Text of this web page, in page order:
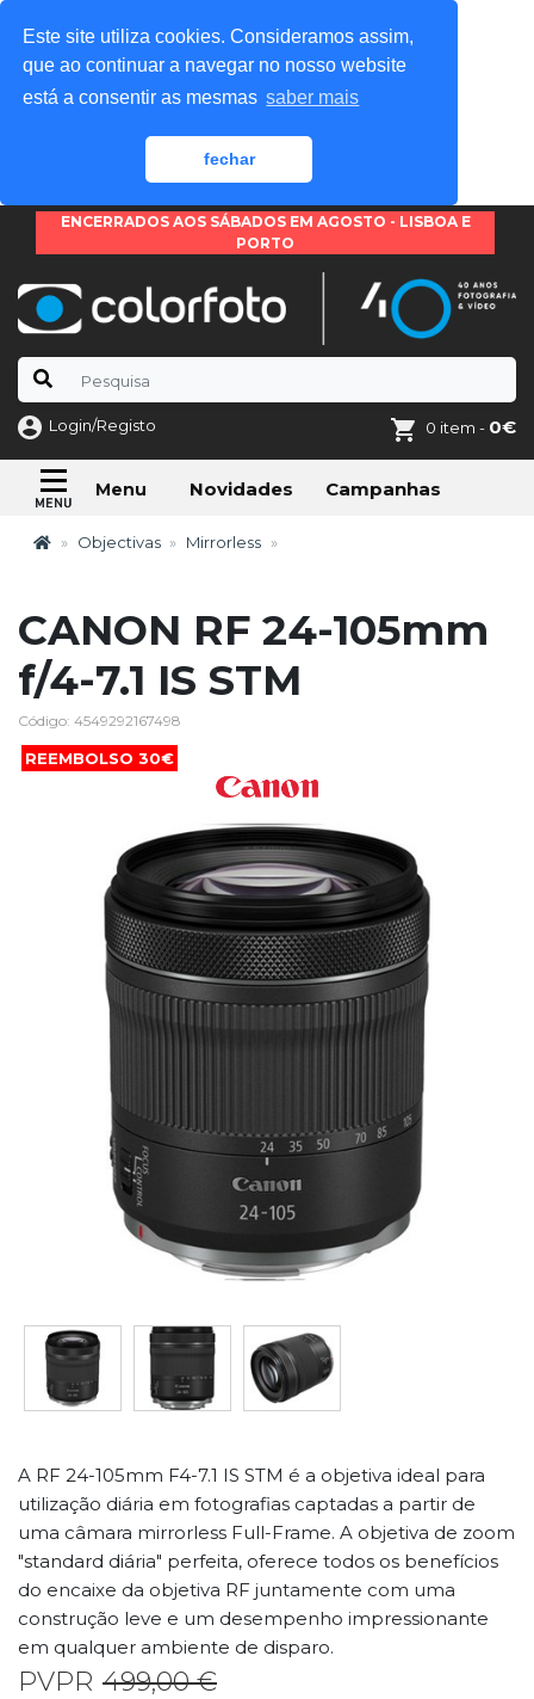
Este site utiliza cookies. Consideramos assim,
que ao continuar a navegar no nosso website
está a consentir as mesmas saber mais
fechar
ENCERRADOS AOS SÁBADOS EM AGOSTO - LISBOA E
PORTO
Login/Registo 0 item - 0€
Menu Novidades Campanhas
Objectivas Mirrorless
CANON RF 24-105mm
f/4-7.1 IS STM
Código: 4549292167498
REEMBOLSO 30€
A RF 24-105mm F4-7.1 IS STM é a objetiva ideal para
utilização diária em fotografias captadas a partir de
uma câmara mirrorless Full-Frame. A objetiva de zoom
"standard diária" perfeita, oferece todos os benefícios
do encaixe da objetiva RF juntamente com uma
construção leve e um desempenho impressionante
em qualquer ambiente de disparo.
PVPR 499,00 €